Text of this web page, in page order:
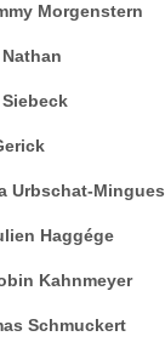
Morgenstern
Urbschat-Mingues
Haggége
Kahnmeyer
Schmuckert